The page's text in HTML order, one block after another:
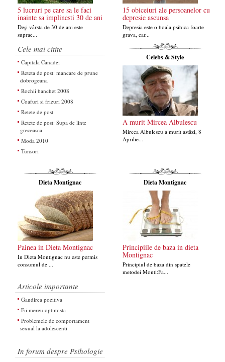
5 lucruri pe care sa le faci
inainte sa implinesti 30 de ani
Deși vârsta de 30 de ani este
suprae...
15 obiceiuri ale persoanelor cu
depresie ascunsa
Depresia este o boala psihica foarte
grava, car...
Cele mai citite
Capitala Canadei
Reteta de post: mancare de prune
dobrogeana
Rochii banchet 2008
Coafuri si frizuri 2008
Retete de post
Retete de post: Supa de linte
greceasca
Moda 2010
Tunsori
Celebs & Style
A murit Mircea Albulescu
Mircea Albulescu a murit astăzi, 8
Aprilie...
Dieta Montignac
Painea in Dieta Montignac
In Dieta Montignac nu este permis
consumul de ...
Dieta Montignac
Principiile de baza in dieta
Montignac
Principiul de baza din spatele
metodei Monti:Fa...
Articole importante
Gandirea pozitiva
Fii mereu optimista
Problemele de comportament
sexual la adolescenti
In forum despre Psihologie